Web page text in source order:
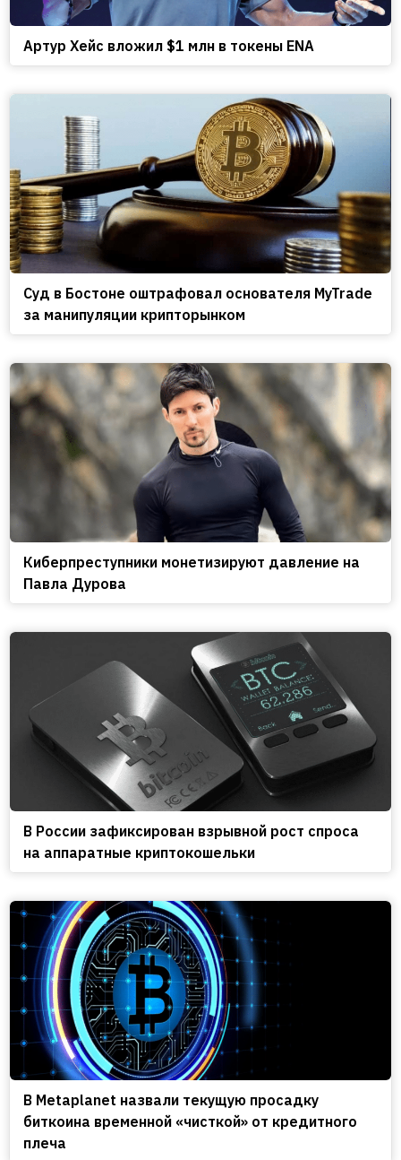
Артур Хейс вложил $1 млн в токены ENA
Cуд в Бостоне оштрафовал основателя MyTrade
за манипуляции крипторынком
Киберпреступники монетизируют давление на
Павла Дурова
В России зафиксирован взрывной рост спроса
на аппаратные криптокошельки
В Metaplanet назвали текущую просадку
биткоина временной «чисткой» от кредитного
плеча